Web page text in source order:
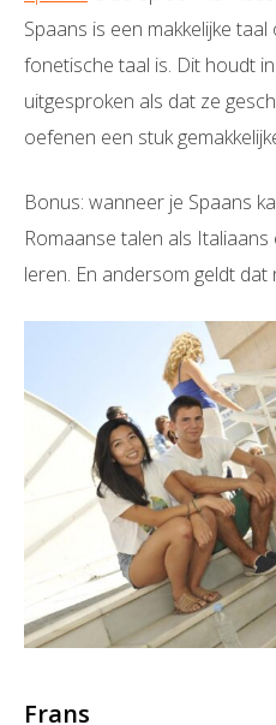
Spaans is een makkelijke
fonetische taal is. Dit houdt
uitgesproken als dat ze
oefenen een stuk
Bonus: wanneer je Spaans
Romaanse talen als
leren. En andersom geldt dat
Frans